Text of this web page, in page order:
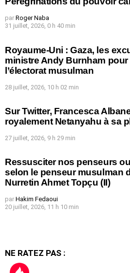
par Roger Naba
31 juillet, 2026, 0 h 40 min
Royaume-Uni : Gaza, les
ministre Andy Burnham
l’électorat musulman
28 juillet, 2026, 10 h 02 min
Sur Twitter, Francesca
royalement Netanyahu à sa
27 juillet, 2026, 9 h 29 min
Ressusciter nos penseurs
selon le penseur musulman
Nurretin Ahmet Topçu (II)
par Hakim Fedaoui
20 juillet, 2026, 11 h 10 min
NE RATEZ PAS :